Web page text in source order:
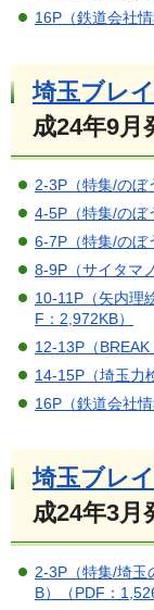
16P（鉄道会社
埼玉ブレ
成24年9月
2-3P（特集/のぼ
4-5P（特集/のぼ
6-7P（特集/のぼ
8-9P（サイタマ
10-11P（矢内理
F：2,972KB）
12-13P（BREAK
14-15P（埼玉力
16P（鉄道会社
埼玉ブレ
成24年3月
2-3P（特集/埼
B）
（PDF：